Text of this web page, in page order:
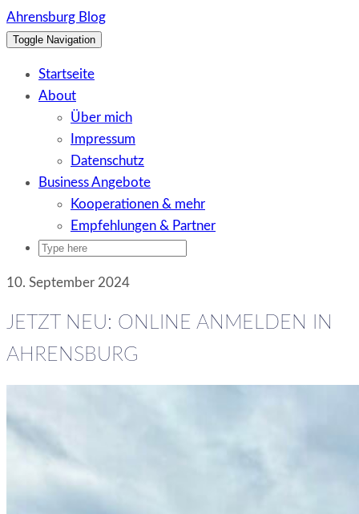
Skip
to
Ahrensburg Blog
Toggle Navigation
Startseite
About
Über mich
Impressum
Datenschutz
Business Angebote
Kooperationen & mehr
Empfehlungen & Partner
10. September 2024
JETZT NEU: ONLINE ANMELDEN IN
AHRENSBURG